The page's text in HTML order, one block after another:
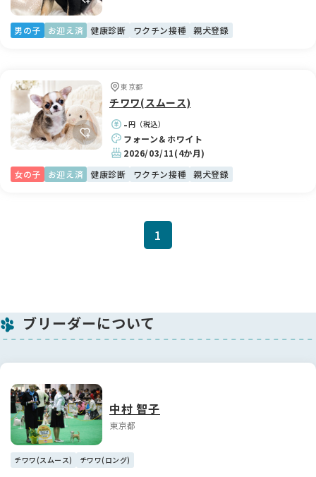
男の子 お迎え済 健康診断 ワクチン接種 親犬登録
東京都
チワワ(スムース)
-円（税込）
フォーン＆ホワイト
2026/03/11(4か月)
女の子
お迎え済 健康診断 ワクチン接種 親犬登録
1
ブリーダーについて
中村 智子
東京都
チワワ(スムース) チワワ(ロング)